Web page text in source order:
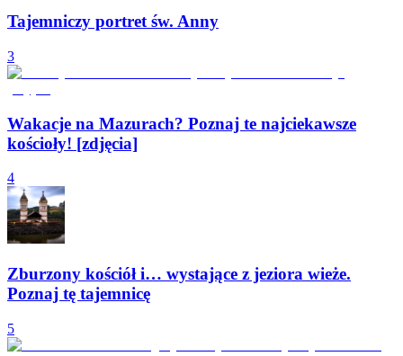
Tajemniczy portret św. Anny
3
Wakacje na Mazurach? Poznaj te najciekawsze
kościoły! [zdjęcia]
4
Zburzony kościół i… wystające z jeziora wieże.
Poznaj tę tajemnicę
5